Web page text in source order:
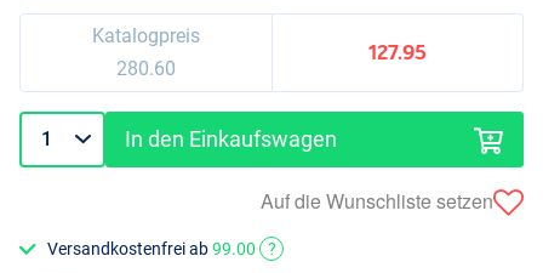
Katalogpreis
280.60
127.95
In den Einkaufswagen
Auf die Wunschliste setzen
Versandkostenfrei ab99.00
?